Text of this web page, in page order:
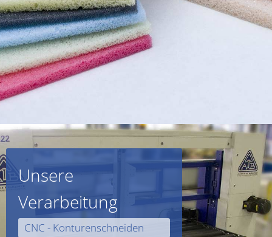
Unsere
Verarbeitung
CNC - Konturenschneiden